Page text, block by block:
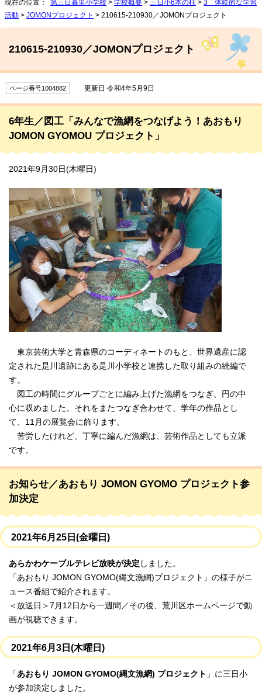
現在の位置： 第三日暮里小学校 > 学校概要 > 三日小6本の柱 > 3 体験的な学習
活動 > JOMONプロジェクト > 210615-210930／JOMONプロジェクト
210615-210930／JOMONプロジェクト
ページ番号1004882 更新日 令和4年5月9日
6年生／図工「みんなで漁網をつなげよう！あおもり
JOMON GYOMOU プロジェクト」
2021年9月30日(木曜日)
東京芸術大学と青森県のコーディネートのもと、世界遺産に認
定された是川遺跡にある是川小学校と連携した取り組みの続編で
す。
図工の時間にグループごとに編み上げた漁網をつなぎ、円の中
心に収めました。それをまたつなぎ合わせて、学年の作品とし
て、11月の展覧会に飾ります。
苦労したけれど、丁寧に編んだ漁網は、芸術作品としても立派
です。
お知らせ／あおもり JOMON GYOMO プロジェクト参
加決定
2021年6月25日(金曜日)
あらかわケーブルテレビ放映が決定 しました。
「あおもり JOMON GYOMO(縄文漁網)プロジェクト」の様子がニ
ュース番組で紹介されます。
＜放送日＞7月12日から一週間／その後、荒川区ホームページで動
画が視聴できます。
2021年6月3日(木曜日)
「 あおもり JOMON GYOMO(縄文漁網) プロジェクト 」に三日小
が参加決定しました。